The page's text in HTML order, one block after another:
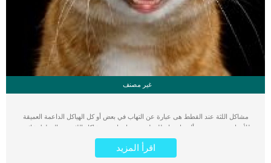
غير مصنف
مشاكل اللثة عند القطط هى عبارة عن التهاب في بعض أو كل الهياكل الداعمة العميقة
للأسنان, وهى تسبب ألم وانزعاج للقطة. تعتبر امراض ومشاكل اللثة عند القطط شائعة
للغاية بينهم. من اكثر الاسباب شيوعا التى تكمن خلف اصابة القطة بمشاكل اللثة هى
الاهمال وعدم نظافة الاسنان. إذا سمح لجزيئات الطعام والبكتيريا بالتراكم على طول خط
لثة القطة، فيمكن أن تشكل لوحة. عندما تقترن باللعاب والمعادن، سوف تتحول إلى
اقرأ المزيد